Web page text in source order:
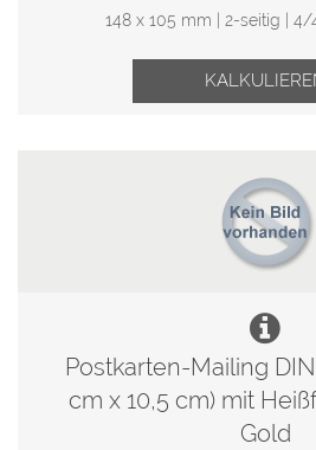
148 x 105 mm | 2-seitig |
Postkarten-Mailing
cm x 10,5 cm) mit
Gold